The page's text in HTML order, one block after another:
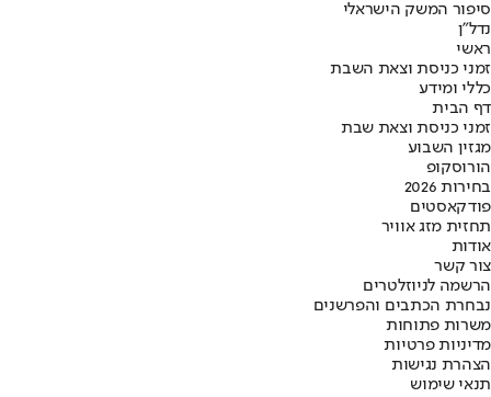
סיפור המשק הישראלי
נדל"ן
ראשי
זמני כניסת וצאת השבת
כללי ומידע
דף הבית
זמני כניסת וצאת שבת
מגזין השבוע
הורוסקופ
בחירות 2026
פודקאסטים
תחזית מזג אוויר
אודות
צור קשר
הרשמה לניוזלטרים
נבחרת הכתבים והפרשנים
משרות פתוחות
מדיניות פרטיות
הצהרת נגישות
תנאי שימוש